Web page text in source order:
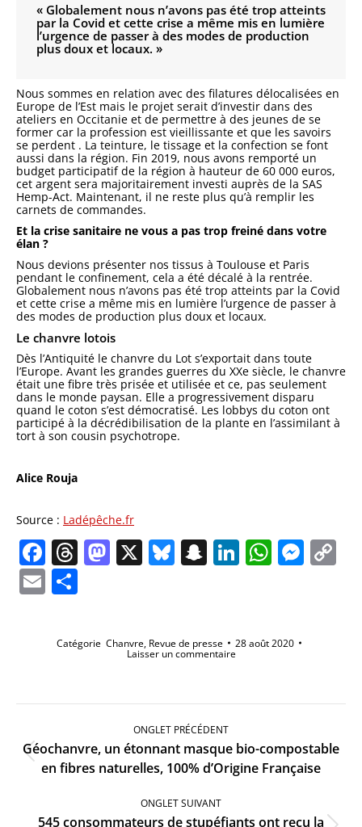
« Globalement nous n’avons pas été trop atteints
par la Covid et cette crise a même mis en lumière
l’urgence de passer à des modes de production
plus doux et locaux. »
Nous sommes en relation avec des filatures délocalisées en
Europe de l’Est mais le projet serait d’investir dans des
ateliers en Occitanie et de permettre à des jeunes de se
former car la profession est vieillissante et que les savoirs
se perdent . La teinture, le tissage et la confection se font
aussi dans la région. Fin 2019, nous avons remporté un
budget participatif de la région à hauteur de 60 000 euros,
cet argent sera majoritairement investi auprès de la SAS
Hemp-Act. Maintenant, il ne reste plus qu’à remplir les
carnets de commandes.
Et la crise sanitaire ne vous a pas trop freiné dans votre
élan ?
Nous devions présenter nos tissus à Toulouse et Paris
pendant le confinement, cela a été décalé à la rentrée.
Globalement nous n’avons pas été trop atteints par la Covid
et cette crise a même mis en lumière l’urgence de passer à
des modes de production plus doux et locaux.
Le chanvre lotois
Dès l’Antiquité le chanvre du Lot s’exportait dans toute
l’Europe. Avant les grandes guerres du XXe siècle, le chanvre
était une fibre très prisée et utilisée et ce, pas seulement
dans le monde paysan. Elle a progressivement disparu
quand le coton s’est démocratisé. Les lobbys du coton ont
participé à la décrédibilisation de la plante en l’assimilant à
tort à son cousin psychotrope.
Alice Rouja
Source : Ladépêche.fr
Facebook
Threads
Mastodon
X Bluesky
Snapchat
LinkedIn
Email
Catégorie Chanvre, Revue de presse 28 août 2020
Laisser un commentaire
Navigation
ONGLET PRÉCÉDENT
Onglet
précédent
Géochanvre, un étonnant masque bio-compostable
en fibres naturelles, 100% d’Origine Française
ONGLET SUIVANT
545 consommateurs de stupéfiants ont reçu la